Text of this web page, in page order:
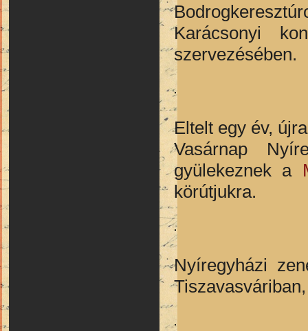
Karácsonyi
szervezésében.
Eltelt egy év,
Vasárnap
gyülekeznek a
körútjukra.
Nyíregyházi